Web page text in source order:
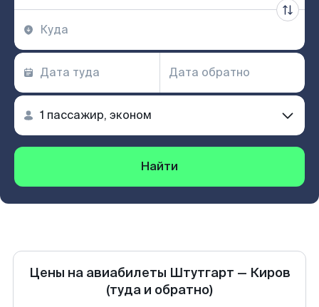
Найти
Цены на авиабилеты Штутгарт — Киров
(туда и обратно)